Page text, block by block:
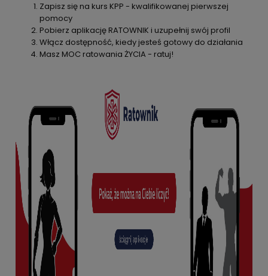
Zapisz się na kurs KPP - kwalifikowanej pierwszej
pomocy
Pobierz aplikację RATOWNIK i uzupełnij swój profil
Włącz dostępność, kiedy jesteś gotowy do działania
Masz MOC ratowania ŻYCIA - ratuj!